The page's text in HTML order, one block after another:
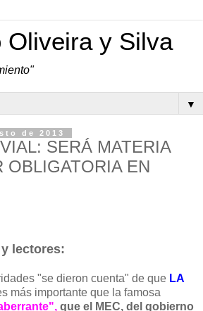
Oliveira y Silva
▼
de 2013
SERÁ MATERIA
OBLIGATORIA EN
lectores:
"se dieron cuenta" de que LA
más importante que la famosa
que el MEC, del gobierno